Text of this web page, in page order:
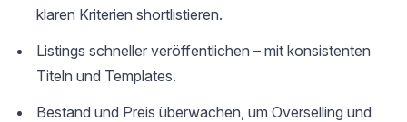
klaren Kriterien shortlistieren.
Listings schneller veröffentlichen – mit konsistenten
Titeln und Templates.
Bestand und Preis überwachen, um Overselling und